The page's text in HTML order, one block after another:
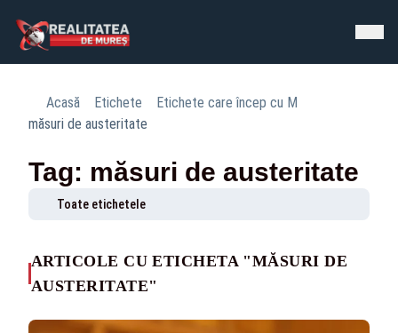
Acasă Etichete
Etichete care încep cu M
măsuri de austeritate
Tag: măsuri de austeritate
Toate etichetele
ARTICOLE CU ETICHETA "MĂSURI DE
AUSTERITATE"